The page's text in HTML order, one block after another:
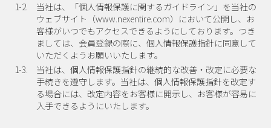
1-2.
当社は、「個人情報保護に関するガイドライン」を当社の
ウェブサイト（www.nexentire.com）において公開し、お
客様がいつでもアクセスできるようにしております。つき
ましては、会員登録の際に、個人情報保護指針に同意して
いただくようお願いいたします。
1-3.
当社は、個人情報保護指針の継続的な改善・改定に必要な
手続きを遵守します。当社は、個人情報保護指針を改定す
る場合には、改定内容をお客様に開示し、お客様が容易に
入手できるようにいたします。